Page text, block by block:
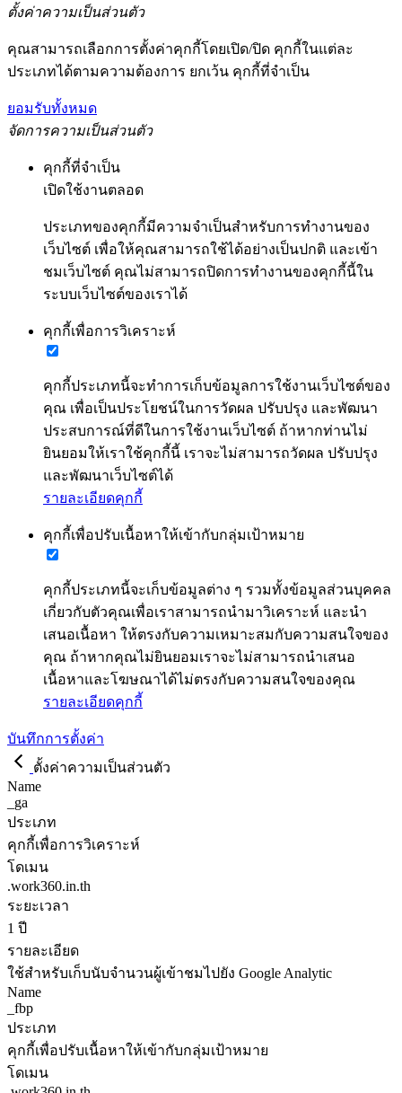
ตั้งค่าความเป็นส่วนตัว
คุณสามารถเลือกการตั้งค่าคุกกี้โดยเปิด/ปิด คุกกี้ในแต่ละ
ประเภทได้ตามความต้องการ ยกเว้น คุกกี้ที่จำเป็น
ยอมรับทั้งหมด
จัดการความเป็นส่วนตัว
คุกกี้ที่จำเป็น
เปิดใช้งานตลอด
ประเภทของคุกกี้มีความจำเป็นสำหรับการทำงานของ
เว็บไซต์ เพื่อให้คุณสามารถใช้ได้อย่างเป็นปกติ และเข้า
ชมเว็บไซต์ คุณไม่สามารถปิดการทำงานของคุกกี้นี้ใน
ระบบเว็บไซต์ของเราได้
คุกกี้เพื่อการวิเคราะห์
คุกกี้ประเภทนี้จะทำการเก็บข้อมูลการใช้งานเว็บไซต์ของ
คุณ เพื่อเป็นประโยชน์ในการวัดผล ปรับปรุง และพัฒนา
ประสบการณ์ที่ดีในการใช้งานเว็บไซต์ ถ้าหากท่านไม่
ยินยอมให้เราใช้คุกกี้นี้ เราจะไม่สามารถวัดผล ปรับปรุง
และพัฒนาเว็บไซต์ได้
รายละเอียดคุกกี้
คุกกี้เพื่อปรับเนื้อหาให้เข้ากับกลุ่มเป้าหมาย
คุกกี้ประเภทนี้จะเก็บข้อมูลต่าง ๆ รวมทั้งข้อมูลส่วนบุคคล
เกี่ยวกับตัวคุณเพื่อเราสามารถนำมาวิเคราะห์ และนำ
เสนอเนื้อหา ให้ตรงกับความเหมาะสมกับความสนใจของ
คุณ ถ้าหากคุณไม่ยินยอมเราจะไม่สามารถนำเสนอ
เนื้อหาและโฆษณาได้ไม่ตรงกับความสนใจของคุณ
รายละเอียดคุกกี้
บันทึกการตั้งค่า
ตั้งค่าความเป็นส่วนตัว
Name
_ga
ประเภท
คุกกี้เพื่อการวิเคราะห์
โดเมน
.work360.in.th
ระยะเวลา
1 ปี
รายละเอียด
ใช้สำหรับเก็บนับจำนวนผู้เข้าชมไปยัง Google Analytic
Name
_fbp
ประเภท
คุกกี้เพื่อปรับเนื้อหาให้เข้ากับกลุ่มเป้าหมาย
โดเมน